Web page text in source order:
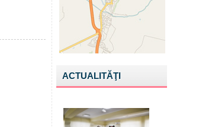
ACTUALITĂŢI